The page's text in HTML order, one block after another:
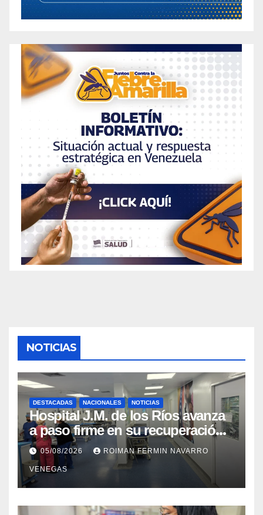
NOTICIAS
DESTACADAS NACIONALES NOTICIAS
Hospital J.M. de los Ríos avanza
a paso firme en su recuperación
tras los recientes eventos
sísmicos
05/08/2026 ROIMAN FERMIN NAVARRO
VENEGAS